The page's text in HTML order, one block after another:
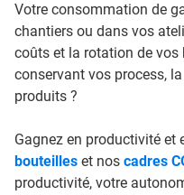
Votre consommation de
chantiers ou dans vos
coûts et la rotation de vos
conservant vos process,
produits ?
Gagnez en productivité et
bouteilles et nos cadres
productivité, votre